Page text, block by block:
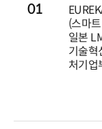
01
(스마
일본
기술혁
처기업